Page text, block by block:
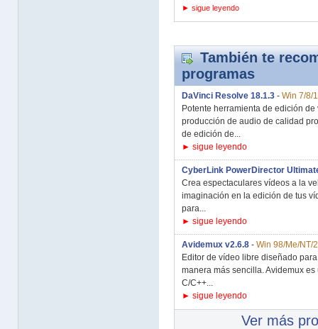
► sigue leyendo
También te
programas
DaVinci Resolve 18.1.3 - Win 7/8/
Potente herramienta de edición
producción de audio de calidad
de edición de...
► sigue leyendo
CyberLink PowerDirector
Crea espectaculares vídeos a la
imaginación en la edición de tus
para...
► sigue leyendo
Avidemux v2.6.8 - Win 98/Me/NT/
Editor de vídeo libre diseñado
manera más sencilla. Avidemux
C/C++...
► sigue leyendo
Ver más